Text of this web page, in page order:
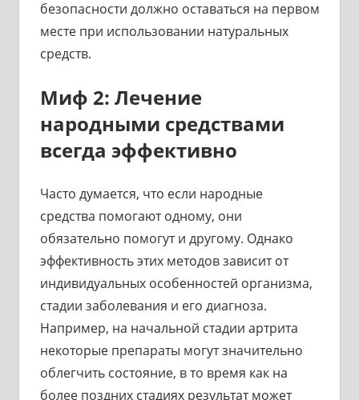
безопасности должно оставаться на первом
месте при использовании натуральных
средств.
Миф 2: Лечение
народными средствами
всегда эффективно
Часто думается, что если народные
средства помогают одному, они
обязательно помогут и другому. Однако
эффективность этих методов зависит от
индивидуальных особенностей организма,
стадии заболевания и его диагноза.
Например, на начальной стадии артрита
некоторые препараты могут значительно
облегчить состояние, в то время как на
более поздних стадиях результат может